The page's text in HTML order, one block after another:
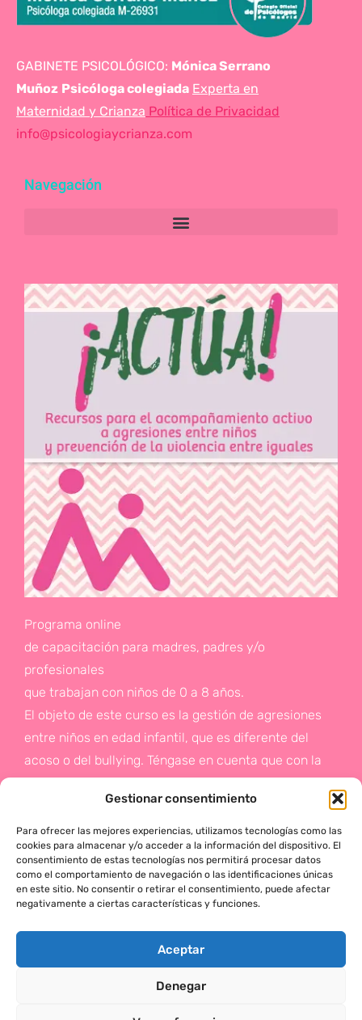
Gestionar consentimiento
Para ofrecer las mejores experiencias, utilizamos tecnologías como las
cookies para almacenar y/o acceder a la información del dispositivo. El
consentimiento de estas tecnologías nos permitirá procesar datos
como el comportamiento de navegación o las identificaciones únicas
en este sitio. No consentir o retirar el consentimiento, puede afectar
negativamente a ciertas características y funciones.
Aceptar
Denegar
GABINETE PSICOLÓGICO: Mónica Serrano
Muñoz Psicóloga colegiada Experta en
Maternidad y Crianza Política de Privacidad
info@psicologiaycrianza.com
Navegación
Programa online
de capacitación para madres, padres y/o
profesionales
que trabajan con niños de 0 a 8 años.
El objeto de este curso es la gestión de agresiones
entre niños en edad infantil, que es diferente del
acoso o del bullying. Téngase en cuenta que con la
de la prevención a un problema que suele aparecer
en etapas posteriores como es el acoso.
Si deseas más información,
haz click en este enlace:
MÓNICA SERRANO © 2025 TODOS LOS DERECHOS RESERVADOS